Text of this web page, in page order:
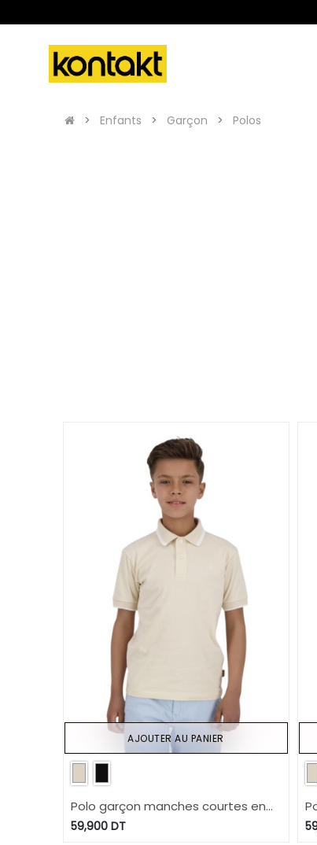
Enfants Garçon Polos
Polo garçon manches courtes en
jersey avec broderie
59,900DT
AJOUTER AU PANIER